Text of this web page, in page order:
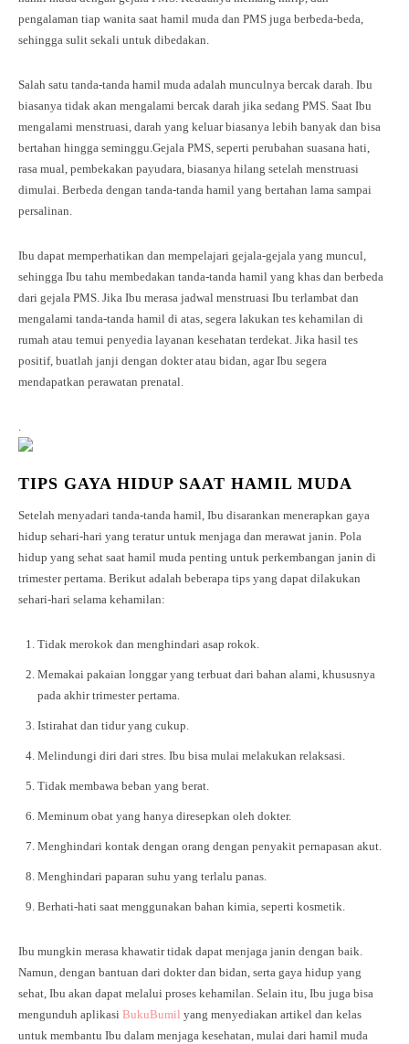
pengalaman tiap wanita saat hamil muda dan PMS juga berbeda-beda,
sehingga sulit sekali untuk dibedakan.
Salah satu tanda-tanda hamil muda adalah munculnya bercak darah. Ibu
biasanya tidak akan mengalami bercak darah jika sedang PMS. Saat Ibu
mengalami menstruasi, darah yang keluar biasanya lebih banyak dan bisa
bertahan hingga seminggu.Gejala PMS, seperti perubahan suasana hati,
rasa mual, pembekakan payudara, biasanya hilang setelah menstruasi
dimulai. Berbeda dengan tanda-tanda hamil yang bertahan lama sampai
persalinan.
Ibu dapat memperhatikan dan mempelajari gejala-gejala yang muncul,
sehingga Ibu tahu membedakan tanda-tanda hamil yang khas dan berbeda
dari gejala PMS. Jika Ibu merasa jadwal menstruasi Ibu terlambat dan
mengalami tanda-tanda hamil di atas, segera lakukan tes kehamilan di
rumah atau temui penyedia layanan kesehatan terdekat. Jika hasil tes
positif, buatlah janji dengan dokter atau bidan, agar Ibu segera
mendapatkan perawatan prenatal.
.
TIPS GAYA HIDUP SAAT HAMIL MUDA
Setelah menyadari tanda-tanda hamil, Ibu disarankan menerapkan gaya
hidup sehari-hari yang teratur untuk menjaga dan merawat janin. Pola
hidup yang sehat saat hamil muda penting untuk perkembangan janin di
trimester pertama. Berikut adalah beberapa tips yang dapat dilakukan
sehari-hari selama kehamilan:
Tidak merokok dan menghindari asap rokok.
Memakai pakaian longgar yang terbuat dari bahan alami, khususnya
pada akhir trimester pertama.
Istirahat dan tidur yang cukup.
Melindungi diri dari stres. Ibu bisa mulai melakukan relaksasi.
Tidak membawa beban yang berat.
Meminum obat yang hanya diresepkan oleh dokter.
Menghindari kontak dengan orang dengan penyakit pernapasan akut.
Menghindari paparan suhu yang terlalu panas.
Berhati-hati saat menggunakan bahan kimia, seperti kosmetik.
Ibu mungkin merasa khawatir tidak dapat menjaga janin dengan baik.
Namun, dengan bantuan dari dokter dan bidan, serta gaya hidup yang
sehat, Ibu akan dapat melalui proses kehamilan. Selain itu, Ibu juga bisa
mengunduh aplikasi BukuBumil yang menyediakan artikel dan kelas
untuk membantu Ibu dalam menjaga kesehatan, mulai dari hamil muda